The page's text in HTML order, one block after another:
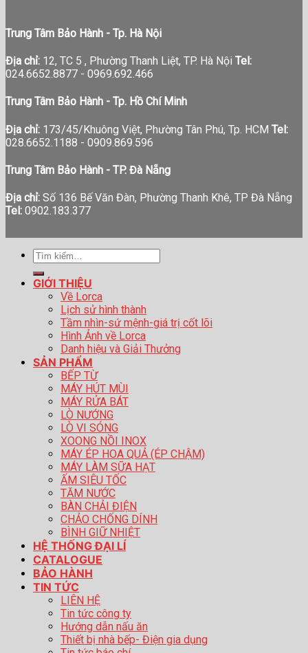
Trung Tâm Bảo Hành - Tp. Hà Nội
Địa chỉ: 12, TC 5 , Phường Thanh Liệt, TP. Hà Nội Tel:
024.6652.8877 - 0969.692.466
Trung Tâm Bảo Hành - Tp. Hồ Chí Minh
Địa chỉ: 173/45/Khuông Việt, Phường Tân Phú, Tp. HCM Tel:
028.6652.1188 - 0909.869.596
Trung Tâm Bảo Hành - TP. Đà Nẵng
Địa chỉ: Số 136 Bế Văn Đàn, Phường Thanh Khê, TP Đà Nẵng
Tel: 0902.183.377
Tìm
kiếm:
GIỚI THIỆU
Về Lorca
Lịch sử hình thành
Tầm nhìn-sứ mệnh-giá trị cốt lõi
Hình Ảnh về Lorca
Danh hiệu và Giải Thưởng
SẢN PHẨM
BẾP TỪ
MÁY HÚT MÙI
MÁY RỬA BÁT
LÒ NƯỚNG
LÒ VI SÓNG
XOONG NỒI INOX
MÁY ÉP HOA QUẢ (ÉP CHẬM)
MÁY LÀM SỮA HẠT
ẤM SIÊU TỐC
TĂM NƯỚC
BÀN CHẢI ĐIỆN
CHẢO CHỐNG DÍNH
BÌNH GIỮ NHIỆT
HỆ THỐNG ĐẠI LÍ
CATALOGUE
BẢO HÀNH
TIN TỨC
LIÊN HỆ
Tin tức công ty
Hướng dẫn nấu ăn
Thiết bị nhà bếp- Điện gia dụng